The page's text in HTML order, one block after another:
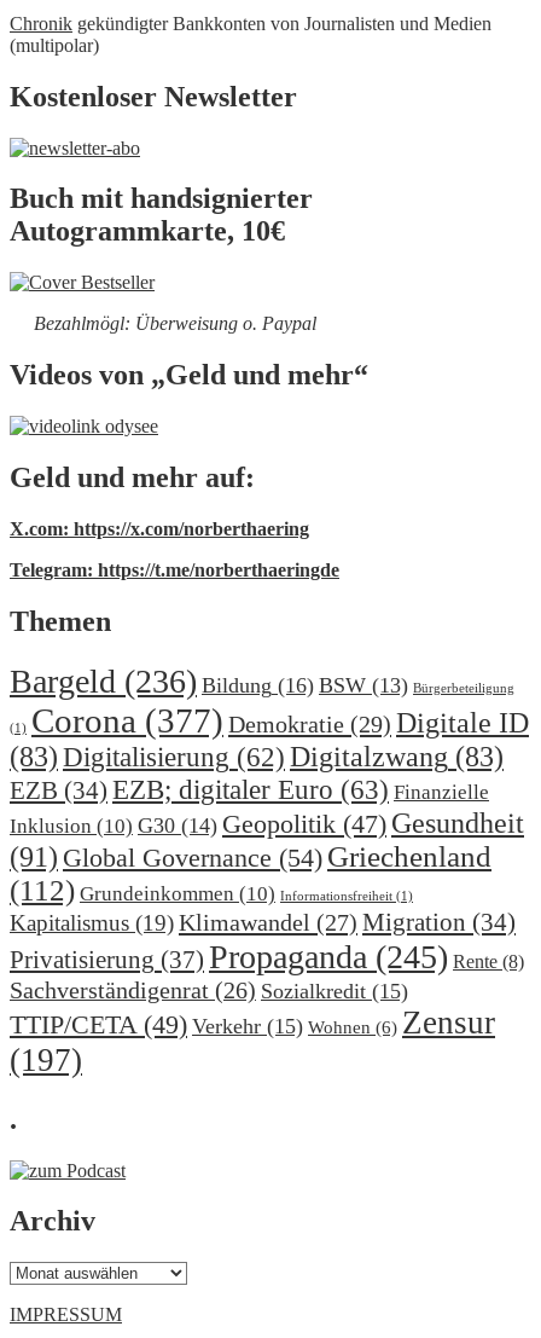
Chronik gekündigter Bankkonten von Journalisten und Medien
(multipolar)
Kostenloser Newsletter
Buch mit handsignierter
Autogrammkarte, 10€
Bezahlmögl: Überweisung o. Paypal
Videos von „Geld und mehr“
Geld und mehr auf:
X.com: https://x.com/norberthaering
Telegram: https://t.me/norberthaeringde
Themen
Bargeld (236) Bildung (16) BSW (13) Bürgerbeteiligung
(1) Corona (377) Demokratie (29) Digitale ID
(83) Digitalisierung (62) Digitalzwang (83)
EZB (34) EZB; digitaler Euro (63) Finanzielle
Inklusion (10) G30 (14) Geopolitik (47) Gesundheit
(91) Global Governance (54) Griechenland
(112) Grundeinkommen (10) Informationsfreiheit (1)
Kapitalismus (19)Klimawandel (27) Migration (34)
Privatisierung (37) Propaganda (245) Rente (8)
Sachverständigenrat (26) Sozialkredit (15)
TTIP/CETA (49) Verkehr (15) Wohnen (6) Zensur
(197)
.
Archiv
Archiv
IMPRESSUM